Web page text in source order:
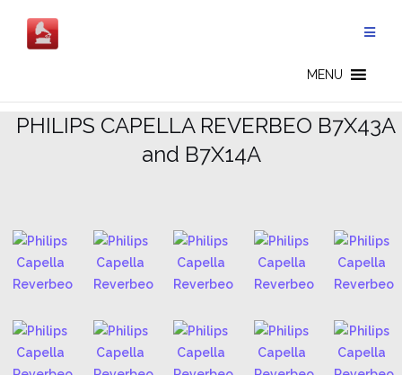
contenuto
MENU
PHILIPS CAPELLA REVERBEO B7X43A
and B7X14A